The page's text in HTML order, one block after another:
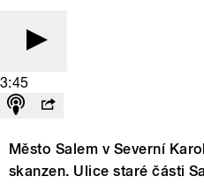
3:45
Město Salem v Severní
skanzen. Ulice staré části